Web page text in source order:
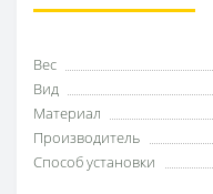
Вес
Вид
Материал
Производитель
Способ установки